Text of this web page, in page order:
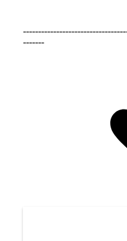
-------